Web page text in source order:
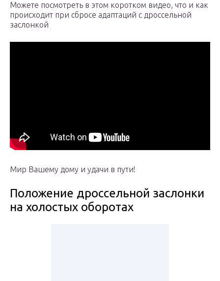
Можете посмотреть в этом коротком видео, что и как
происходит при сбросе адаптаций с дроссельной
заслонкой
Мир Вашему дому и удачи в пути!
Положение дроссельной заслонки
на холостых оборотах